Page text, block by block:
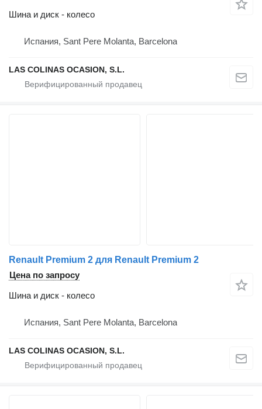
Шина и диск - колесо
Испания, Sant Pere Molanta, Barcelona
LAS COLINAS OCASION, S.L.
Renault Premium 2 для Renault Premium 2
Цена по запросу
Шина и диск - колесо
Испания, Sant Pere Molanta, Barcelona
LAS COLINAS OCASION, S.L.